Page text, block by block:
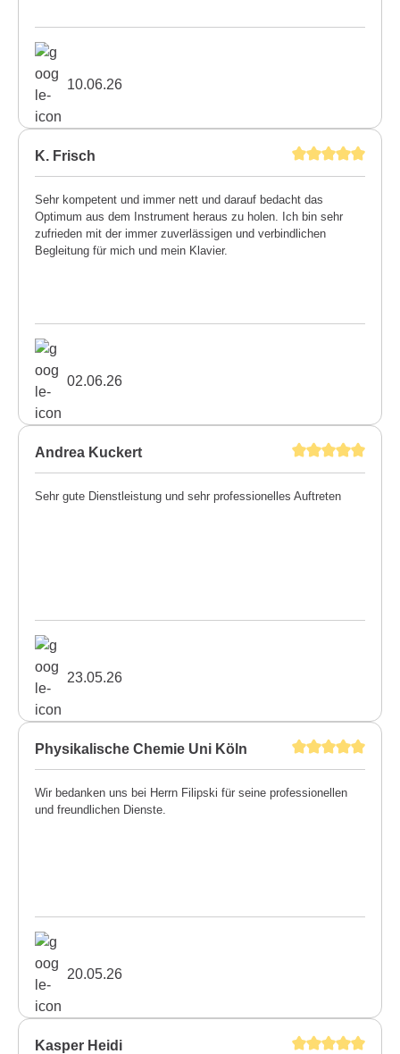
10.06.26
K. Frisch
Sehr kompetent und immer nett und darauf bedacht das
Optimum aus dem Instrument heraus zu holen. Ich bin sehr
zufrieden mit der immer zuverlässigen und verbindlichen
Begleitung für mich und mein Klavier.
02.06.26
Andrea Kuckert
Sehr gute Dienstleistung und sehr professionelles Auftreten
23.05.26
Physikalische Chemie Uni Köln
Wir bedanken uns bei Herrn Filipski für seine professionellen
und freundlichen Dienste.
20.05.26
Kasper Heidi